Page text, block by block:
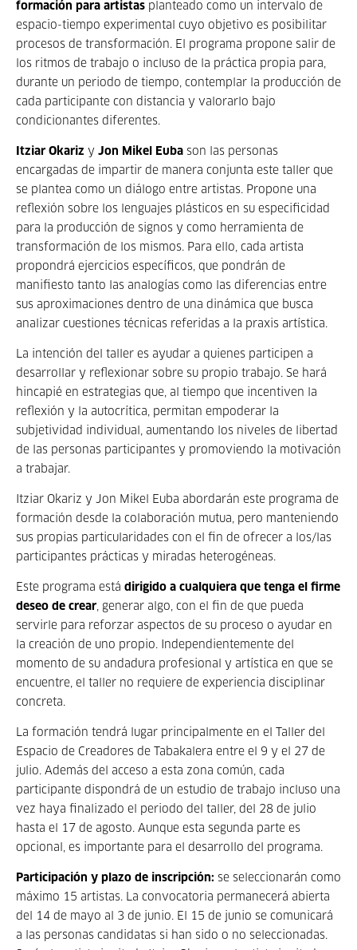
formación para artistas planteado como un intervalo de
espacio-tiempo experimental cuyo objetivo es posibilitar
procesos de transformación. El programa propone salir de
los ritmos de trabajo o incluso de la práctica propia para,
durante un periodo de tiempo, contemplar la producción de
cada participante con distancia y valorarlo bajo
condicionantes diferentes.
Itziar Okariz y Jon Mikel Euba son las personas
encargadas de impartir de manera conjunta este taller que
se plantea como un diálogo entre artistas. Propone una
reflexión sobre los lenguajes plásticos en su especificidad
para la producción de signos y como herramienta de
transformación de los mismos. Para ello, cada artista
propondrá ejercicios específicos, que pondrán de
manifiesto tanto las analogías como las diferencias entre
sus aproximaciones dentro de una dinámica que busca
analizar cuestiones técnicas referidas a la praxis artística.
La intención del taller es ayudar a quienes participen a
desarrollar y reflexionar sobre su propio trabajo. Se hará
hincapié en estrategias que, al tiempo que incentiven la
reflexión y la autocrítica, permitan empoderar la
subjetividad individual, aumentando los niveles de libertad
de las personas participantes y promoviendo la motivación
a trabajar.
Itziar Okariz y Jon Mikel Euba abordarán este programa de
formación desde la colaboración mutua, pero manteniendo
sus propias particularidades con el fin de ofrecer a los/las
participantes prácticas y miradas heterogéneas.
Este programa está dirigido a cualquiera que tenga el firme
deseo de crear, generar algo, con el fin de que pueda
servirle para reforzar aspectos de su proceso o ayudar en
la creación de uno propio. Independientemente del
momento de su andadura profesional y artística en que se
encuentre, el taller no requiere de experiencia disciplinar
concreta.
La formación tendrá lugar principalmente en el Taller del
Espacio de Creadores de Tabakalera entre el 9 y el 27 de
julio. Además del acceso a esta zona común, cada
participante dispondrá de un estudio de trabajo incluso una
vez haya finalizado el periodo del taller, del 28 de julio
hasta el 17 de agosto. Aunque esta segunda parte es
opcional, es importante para el desarrollo del programa.
Participación y plazo de inscripción: se seleccionarán como
máximo 15 artistas. La convocatoria permanecerá abierta
del 14 de mayo al 3 de junio. El 15 de junio se comunicará
a las personas candidatas si han sido o no seleccionadas.